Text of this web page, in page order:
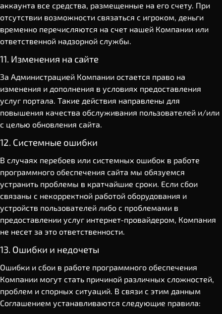
аккаунта все средства, размещенные на его счету. При
отсутствии возможности связаться с игроком, деньги
временно перечисляются на счет нашей Компании или
ответственной надзорной службы.
11. Изменения на сайте
За Администрацией Компании остается право на
изменения и дополнения в условиях предоставления
услуг портала. Такие действия направлены для
повышения качества обслуживания пользователей и/или
с целью обновления сайта.
12. Системные ошибки
В случаях перебоев или системных ошибок в работе
программного обеспечения сайта мы обязуемся
устранить проблемы в кратчайшие сроки. Если сбои
связаны с некорректной работой оборудования и
устройств пользователей либо с проблемами в
предоставлении услуг интернет-провайдером, Компания
не несет за это ответственности.
13. Ошибки и недочеты
Ошибки и сбои в работе программного обеспечения
Компании могут стать причиной различных сложностей,
проблем и спорных ситуаций. В связи с этим данным
Соглашением устанавливаются следующие правила: